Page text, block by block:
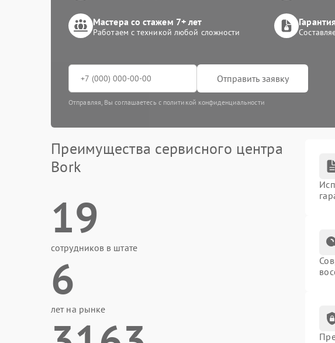
Мастера со стажем 7+ лет
Работаем с техникой любой сложности
Отправить заявку
Отправляя, Вы соглашаетесь с политикой конфиденциальности
Преимущества сервисного центра
Bork
19
сотрудников в штате
6
лет на рынке